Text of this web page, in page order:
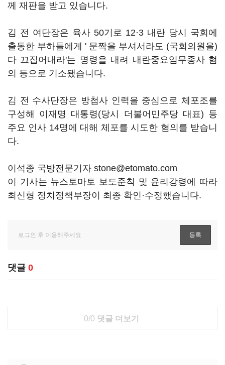
께 재판을 받고 있습니다.
김 전 여단장은 육사 50기로 12·3 내란 당시 국회에
출동한 부하들에게 ' 문짝을 부셔서라도 (국회의원을)
다 끄집어내라'는 명령을 내려 내란중요임무종사 혐
의 등으로 기소됐습니다.
김 전 수사단장은 방첩사 인력을 중심으로 체포조를
구성해 이재명 대통령(당시 더불어민주당 대표) 등
주요 인사 14명에 대해 체포를 시도한 혐의를 받습니
다.
이석종 국방전문기자 stone@etomato.com
이 기사는 뉴스토마토 보도준칙 및 윤리강령에 따라
최신형 정치정책부장이 최종 확인·수정했습니다.
댓글 0
0/0 댓글 더보기